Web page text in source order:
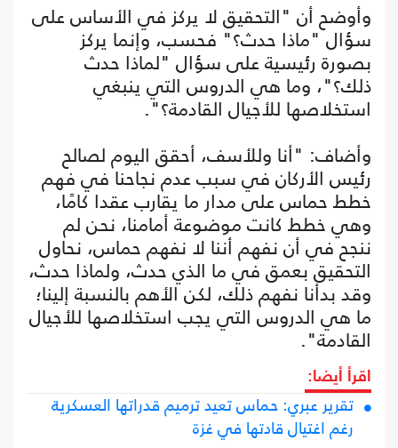
وأوضح أن "التحقيق لا يركز في الأساس على
سؤال "ماذا حدث؟" فحسب، وإنما يركز
بصورة رئيسية على سؤال "لماذا حدث
ذلك؟"، وما هي الدروس التي ينبغي
استخلاصها للأجيال القادمة؟".
وأضاف: "أنا وللأسف، أحقق اليوم لصالح
رئيس الأركان في سبب عدم نجاحنا في فهم
خطط حماس على مدار ما يقارب عقدا كامًا،
وهي خطط كانت موضوعة أمامنا، نحن لم
ننجح في أن نفهم أننا لا نفهم حماس، نحاول
التحقيق بعمق في ما الذي حدث، ولماذا حدث،
وقد بدأنا نفهم ذلك، لكن الأهم بالنسبة إلينا؛
ما هي الدروس التي يجب استخلاصها للأجيال
القادمة".
اقرأ أيضا:
تقرير عبري: حماس تعيد ترميم قدراتها العسكرية
رغم اغتيال قادتها في غزة